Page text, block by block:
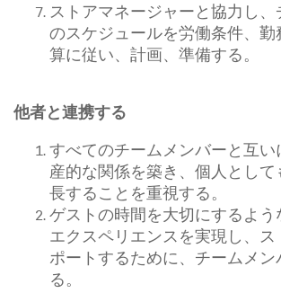
ストアマネージャーと協力し
のスケジュールを労働条件、勤
算に従い、計画、準備する。
他者と連携する
すべてのチームメンバーと互い
産的な関係を築き、個人とし
長することを重視する。
ゲストの時間を大切にするよう
エクスペリエンスを実現し、
ポートするために、チームメン
る。